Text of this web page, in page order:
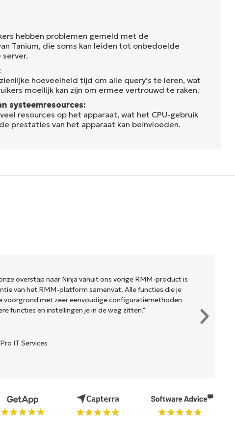
hebben problemen gemeld met de
Tanium, die soms kan leiden tot onbedoelde
hoeveelheid tijd om alle query’s te leren, wat
moeilijk kan zijn om ermee vertrouwd te raken.
systeemresources:
resources op het apparaat, wat het CPU-gebruik
prestaties van het apparaat kan beïnvloeden.
overstap naar Ninja vanuit ons vorige RMM-product is
van het RMM-platform samenvat. Alle functies die je
voorgrond met zeer eenvoudige configuratiemethoden
functies en instellingen je in de weg zitten."
IT Services